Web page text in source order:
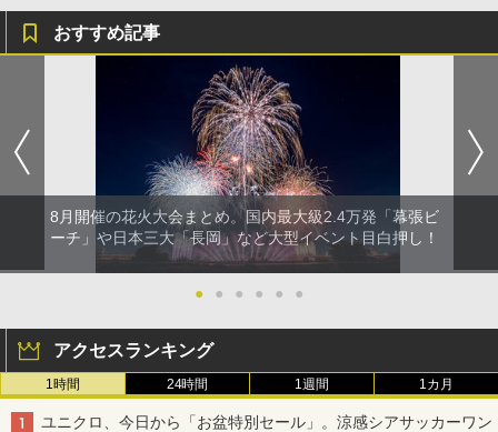
おすすめ記事
8月開催の花火大会まとめ。国内最大級2.4万発「幕張ビ
ーチ」や日本三大「長岡」など大型イベント目白押し！
● ● ● ● ● ●
アクセスランキング
1時間 24時間 1週間 1カ月
ユニクロ、今日から「お盆特別セール」。涼感シアサッカーワン